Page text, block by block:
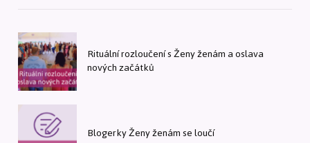
Rituální rozloučení s Ženy ženám a oslava
nových začátků
Blogerky Ženy ženám se loučí